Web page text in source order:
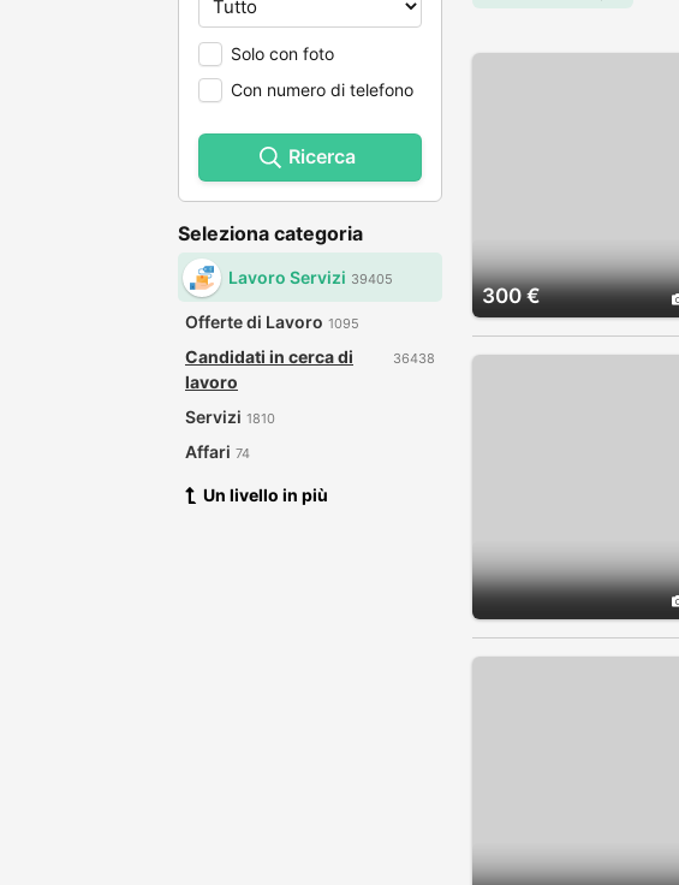
Solo con foto
Con numero di telefono
Ricerca
Seleziona categoria
Lavoro Servizi 39405
Offerte di Lavoro 1095
Candidati in cerca di
lavoro
36438
Servizi 1810
Affari 74
Un livello in più
300 €